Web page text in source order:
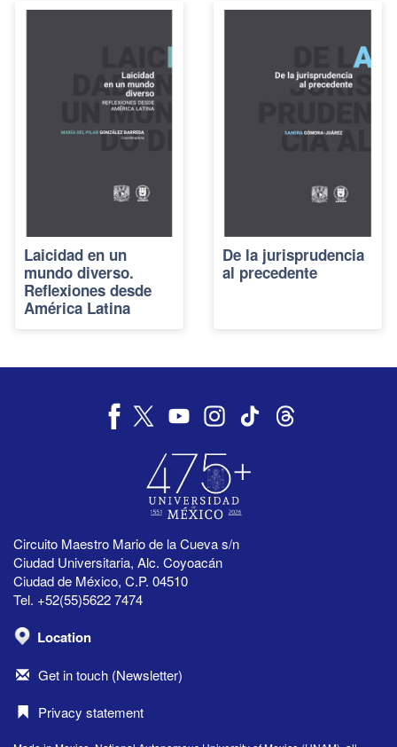
Laicidad en un
mundo diverso.
Reflexiones desde
América Latina
De la jurisprudencia
al precedente
Circuito Maestro Mario de la Cueva s/n
Ciudad Universitaria, Alc. Coyoacán
Ciudad de México, C.P. 04510
Tel. +52(55)5622 7474
Location
Get in touch (Newsletter)
Privacy statement